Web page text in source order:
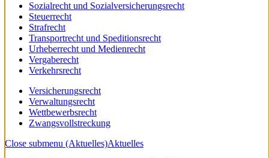
Sozialrecht und Sozialversicherungsrecht
Steuerrecht
Strafrecht
Transportrecht und Speditionsrecht
Urheberrecht und Medienrecht
Vergaberecht
Verkehrsrecht
Versicherungsrecht
Verwaltungsrecht
Wettbewerbsrecht
Zwangsvollstreckung
Close submenu (Aktuelles)Aktuelles